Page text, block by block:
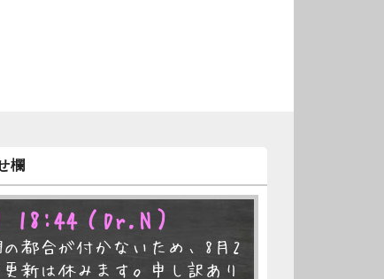
欄
18:44 （Dr.N）
都合が付かないため、8月2
更新は休みます。申し訳あり